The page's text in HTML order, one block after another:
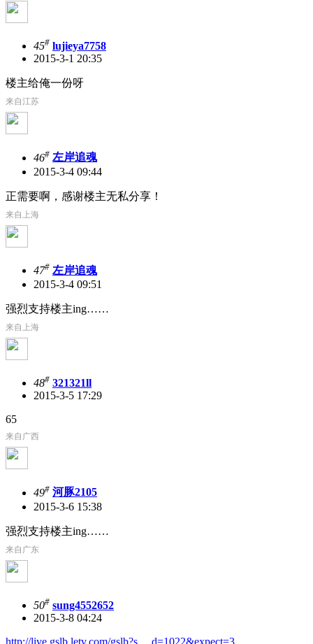
45# lujieya7758
2015-3-1 20:35
楼主给俺一份呀
来自江苏
46# 左岸追魂
2015-3-4 09:44
正需要啊，感谢楼主无私分享！
来自上海
47# 左岸追魂
2015-3-4 09:51
强烈支持楼主ing……
来自上海
48# 321321ll
2015-3-5 17:29
65
来自广西
49# 河豚2105
2015-3-6 15:38
强烈支持楼主ing……
来自广东
50# sung4552652
2015-3-8 04:24
http://live.gslb.letv.com/gslb?s ... d=1022&expect=3